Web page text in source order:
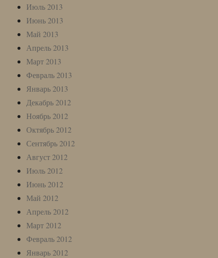
Июль 2013
Июнь 2013
Май 2013
Апрель 2013
Март 2013
Февраль 2013
Январь 2013
Декабрь 2012
Ноябрь 2012
Октябрь 2012
Сентябрь 2012
Август 2012
Июль 2012
Июнь 2012
Май 2012
Апрель 2012
Март 2012
Февраль 2012
Январь 2012